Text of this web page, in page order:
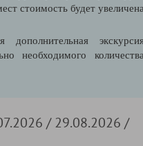
стоимость будет
необходимого
/ 29.08.2026 /